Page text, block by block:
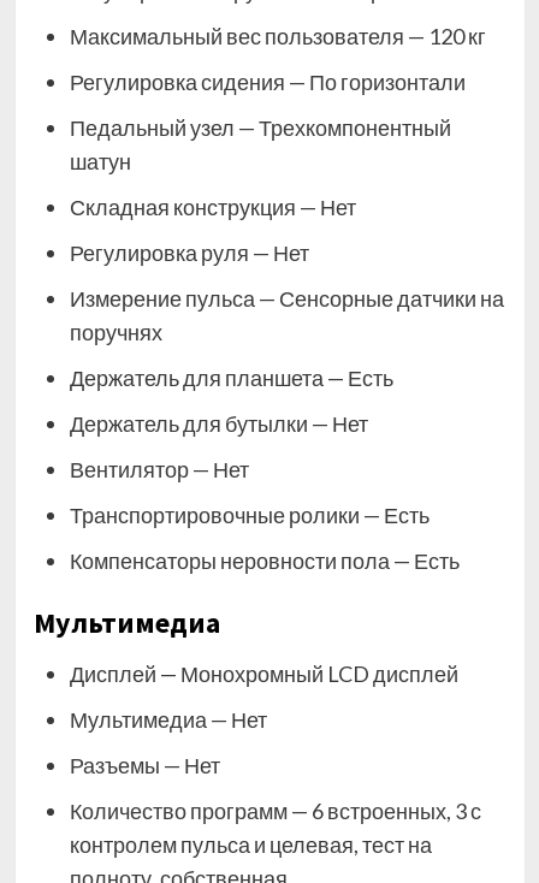
Максимальный вес пользователя — 120 кг
Регулировка сидения — По горизонтали
Педальный узел — Трехкомпонентный
шатун
Складная конструкция — Нет
Регулировка руля — Нет
Измерение пульса — Сенсорные датчики на
поручнях
Держатель для планшета — Есть
Держатель для бутылки — Нет
Вентилятор — Нет
Транспортировочные ролики — Есть
Компенсаторы неровности пола — Есть
Мультимедиа
Дисплей — Монохромный LCD дисплей
Мультимедиа — Нет
Разъемы — Нет
Количество программ — 6 встроенных, 3 с
контролем пульса и целевая, тест на